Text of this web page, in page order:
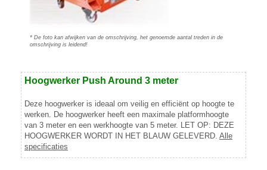
* De foto kan afwijken van de omschrijving, het genoemde aantal treden in de
omschrijving is leidend!
Hoogwerker Push Around 3 meter
Deze hoogwerker is ideaal om veilig en efficiënt op hoogte te
werken. De hoogwerker heeft een maximale platformhoogte
van 3 meter en een werkhoogte van 5 meter. LET OP: DEZE
HOOGWERKER WORDT IN HET BLAUW GELEVERD. Alle
specificaties